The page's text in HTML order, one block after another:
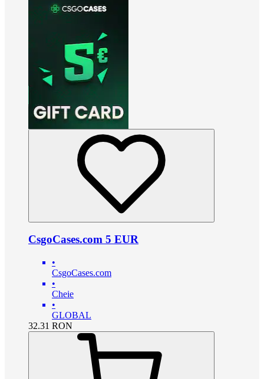
CsgoCases.com 5 EUR
•
CsgoCases.com
•
Cheie
•
GLOBAL
32.31 RON